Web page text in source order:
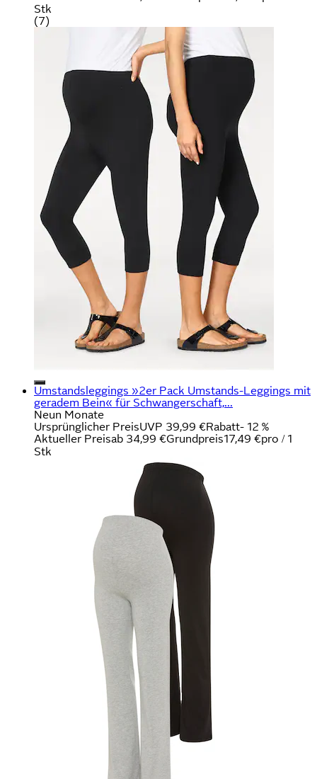
Stk
(7)
Umstandsleggings »2er Pack Umstands-Leggings mit
geradem Bein« für Schwangerschaft,...
Neun Monate
Ursprünglicher PreisUVP 39,99 €Rabatt- 12 %
Aktueller Preisab 34,99 €Grundpreis17,49 €pro / 1
Stk